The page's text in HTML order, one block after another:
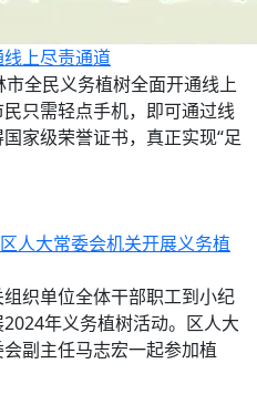
上尽责通道
全民义务植树全面开通线上
只需轻点手机，即可通过线
家级荣誉证书，真正实现“足
人大常委会机关开展义务植
织单位全体干部职工到小纪
年义务植树活动。区人大
副主任马志宏一起参加植